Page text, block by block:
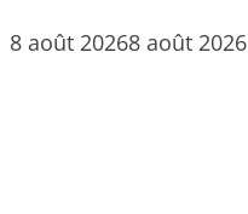
8 août 20268 août 2026